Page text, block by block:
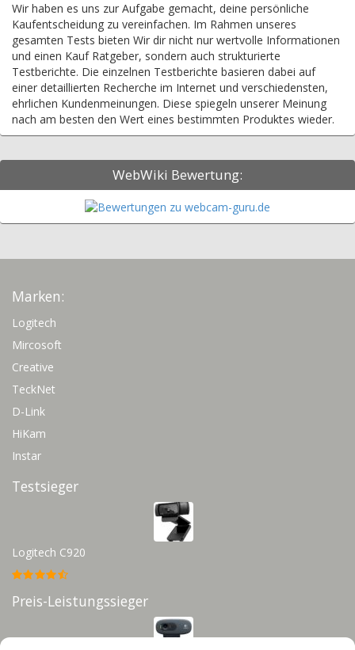
Wir haben es uns zur Aufgabe gemacht, deine persönliche
Kaufentscheidung zu vereinfachen. Im Rahmen unseres
gesamten Tests bieten Wir dir nicht nur wertvolle Informationen
und einen Kauf Ratgeber, sondern auch strukturierte
Testberichte. Die einzelnen Testberichte basieren dabei auf
einer detaillierten Recherche im Internet und verschiedensten,
ehrlichen Kundenmeinungen. Diese spiegeln unserer Meinung
nach am besten den Wert eines bestimmten Produktes wieder.
WebWiki Bewertung:
Marken:
Logitech
Mircosoft
Creative
TeckNet
D-Link
HiKam
Instar
Testsieger
Logitech C920
Preis-Leistungssieger